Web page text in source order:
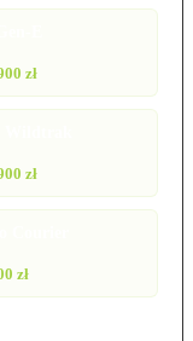
zł
zł
zł